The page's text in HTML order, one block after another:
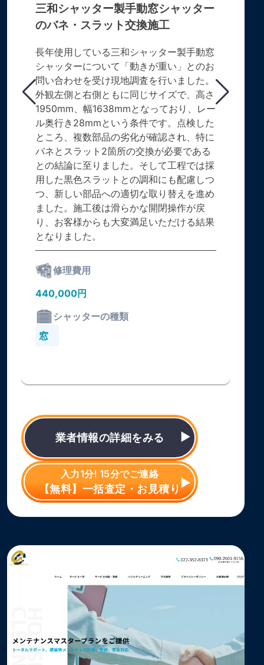
三和シャッター製手動窓シャッター
のバネ・スラット交換施工
長年使用している三和シャッター製手動窓
シャッターについて「動きが重い」とのお
問い合わせを受け現地調査を行いました。
外観左側と右側ともに同じサイズで、高さ
1950mm、幅1638mmとなっており、レー
ル奥行き28mmという条件です。点検した
ところ、複数部品の劣化が確認され、特に
バネとスラット2箇所の交換が必要である
との結論に至りました。そして工程では採
用した黒色スラットとの調和にも配慮しつ
つ、新しい部品への適切な取り替えを進め
ました。施工後は滑らかな開閉操作が戻
り、お客様からも大変満足いただける結果
となりました。
修理費用
440,000円
シャッターの種類
窓
業者情報の詳細をみる
入力1分! 15分でご連絡
【無料】一括査定・お見積り